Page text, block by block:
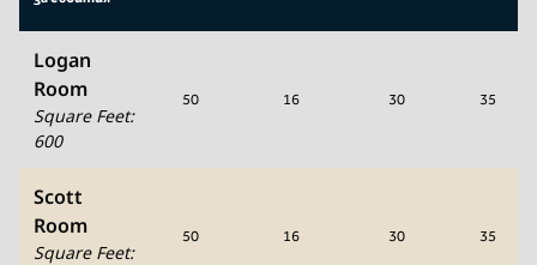
Logan
Room
Square Feet:
600
50 16 30 35
Scott
Room
Square Feet:
50 16 30 35